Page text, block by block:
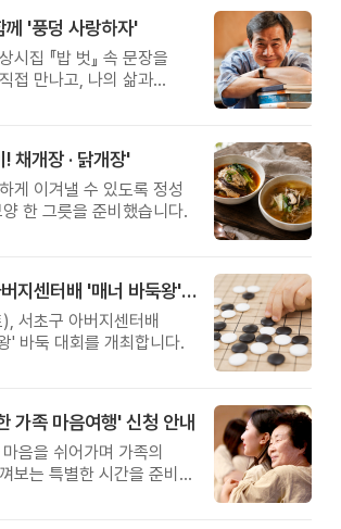
께 '풍덩 사랑하자'
시집 『밥 벗』 속 문장을
접 만나고, 나의 삶과
채개장 · 닭개장'
게 이겨낼 수 있도록 정성
한 그릇을 준비했습니다.
제3회 서초구 아버지센터배 '매너 바둑왕' 대회
서초구 아버지센터배
' 바둑 대회를 개최합니다.
가족 마음여행' 신청 안내
음을 쉬어가며 가족의
보는 특별한 시간을 준비해